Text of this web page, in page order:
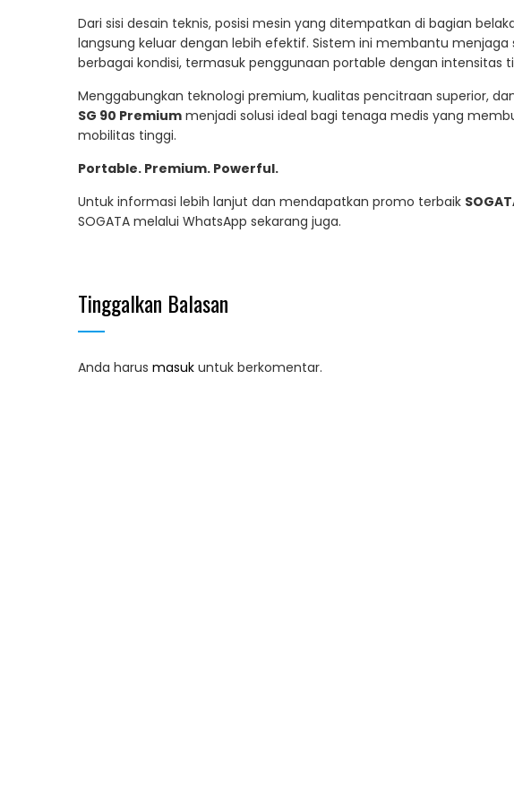
Dari sisi desain teknis, posisi mesin yang ditempatkan di bagian
langsung keluar dengan lebih efektif. Sistem ini membantu
berbagai kondisi, termasuk penggunaan portable dengan intensitas
Menggabungkan teknologi premium, kualitas pencitraan superior,
SG 90 Premium menjadi solusi ideal bagi tenaga medis yang
mobilitas tinggi.
Portable. Premium. Powerful.
Untuk informasi lebih lanjut dan mendapatkan promo terbaik
SOGATA melalui WhatsApp sekarang juga.
Tinggalkan Balasan
Anda harus masuk untuk berkomentar.